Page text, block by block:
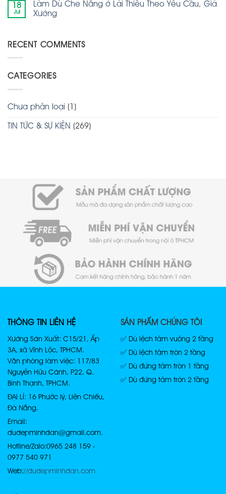
18
Jul
Làm Dù Che Nắng ở Lái Thiêu Theo Yêu Cầu, Giá
Xưởng
RECENT COMMENTS
CATEGORIES
Chưa phân loại (1)
TIN TỨC & SỰ KIỆN (269)
THÔNG TIN LIÊN HỆ
Xưởng Sản Xuất: C15/21, Ấp
3A, xã Vĩnh Lộc, TPHCM.
Văn phòng làm việc: 117/83
Nguyễn Hữu Cảnh, P22, Q.
Bình Thạnh, TPHCM.
ĐẠI LÍ: 16 Phước lý, Liên Chiểu,
Đà Nẵng.
Email:
dudepminhdan@gmail.com.
Hotline/Zalo: 0965 248 159 -
0977 540 971
Web://dudepminhdan.com
SẢN PHẨM CHÚNG TÔI
✅ Dù lệch tâm vuông 2 tầng
✅ Dù lệch tâm tròn 2 tầng
✅ Dù đứng tâm tròn 1 tầng
✅ Dù đứng tâm tròn 2 tầng